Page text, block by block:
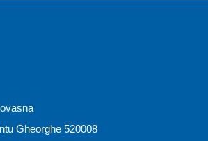
Gheorghe 520008